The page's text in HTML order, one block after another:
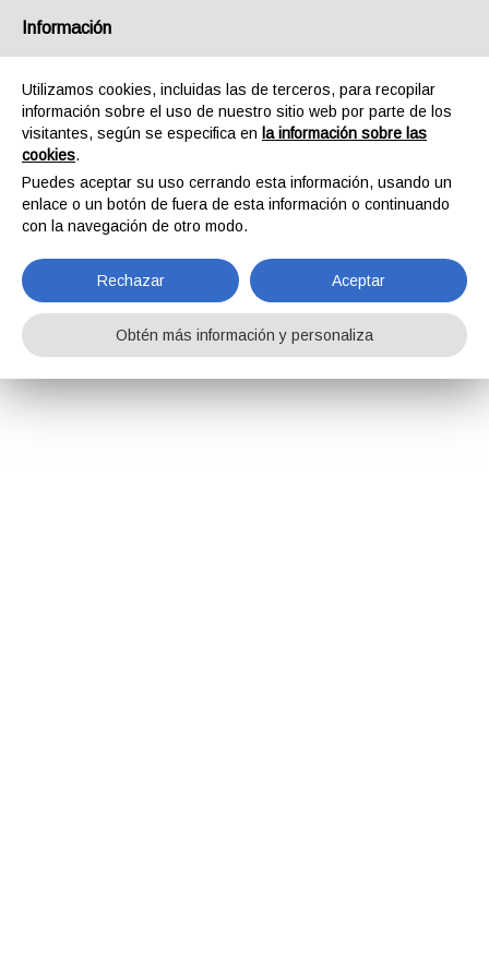
Información
Utilizamos cookies, incluidas las de terceros, para recopilar
información sobre el uso de nuestro sitio web por parte de los
visitantes, según se especifica en la información sobre las
cookies.
Puedes aceptar su uso cerrando esta información, usando un
enlace o un botón de fuera de esta información o continuando
con la navegación de otro modo.
Rechazar Aceptar
Obtén más información y personaliza